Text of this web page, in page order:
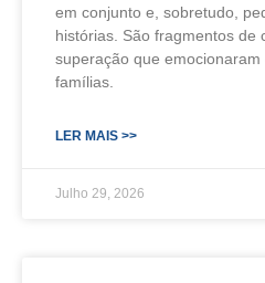
em conjunto e, sobretudo,
histórias. São fragmentos de
superação que
famílias.
LER MAIS >>
Julho 29, 2026